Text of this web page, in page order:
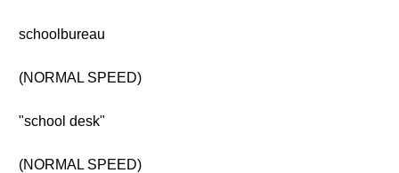
schoolbureau
(NORMAL SPEED)
"school desk"
(NORMAL SPEED)